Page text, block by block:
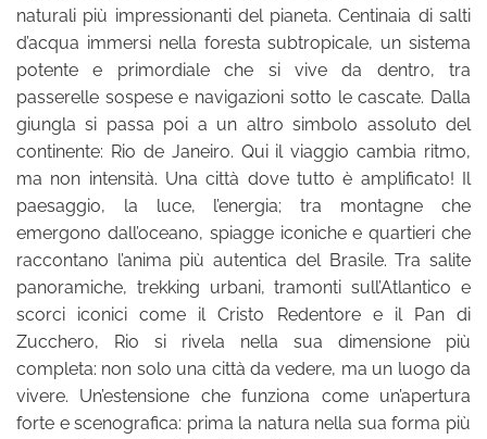
naturali più impressionanti del pianeta. Centinaia di salti
d’acqua immersi nella foresta subtropicale, un sistema
potente e primordiale che si vive da dentro, tra
passerelle sospese e navigazioni sotto le cascate. Dalla
giungla si passa poi a un altro simbolo assoluto del
continente: Rio de Janeiro. Qui il viaggio cambia ritmo,
ma non intensità. Una città dove tutto è amplificato! Il
paesaggio, la luce, l’energia; tra montagne che
emergono dall’oceano, spiagge iconiche e quartieri che
raccontano l’anima più autentica del Brasile. Tra salite
panoramiche, trekking urbani, tramonti sull’Atlantico e
scorci iconici come il Cristo Redentore e il Pan di
Zucchero, Rio si rivela nella sua dimensione più
completa: non solo una città da vedere, ma un luogo da
vivere. Un’estensione che funziona come un’apertura
forte e scenografica: prima la natura nella sua forma più